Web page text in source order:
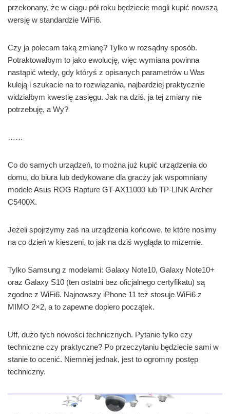
przekonany, że w ciągu pół roku będziecie mogli kupić nowszą
wersję w standardzie WiFi6.
Czy ja polecam taką zmianę? Tylko w rozsądny sposób.
Potraktowałbym to jako ewolucję, więc wymiana powinna
nastąpić wtedy, gdy któryś z opisanych parametrów u Was
kuleją i szukacie na to rozwiązania, najbardziej praktycznie
widziałbym kwestię zasięgu. Jak na dziś, ja tej zmiany nie
potrzebuję, a Wy?
……
Co do samych urządzeń, to można już kupić urządzenia do
domu, do biura lub dedykowane dla graczy jak wspomniany
modele Asus ROG Rapture GT-AX11000 lub TP-LINK Archer
C5400X.
Jeżeli spojrzymy zaś na urządzenia końcowe, te które nosimy
na co dzień w kieszeni, to jak na dziś wygląda to mizernie.
Tylko Samsung z modelami: Galaxy Note10, Galaxy Note10+
oraz Galaxy S10 (ten ostatni bez oficjalnego certyfikatu) są
zgodne z WiFi6. Najnowszy iPhone 11 też stosuje WiFi6 z
MIMO 2×2, a to zapewne dopiero początek.
Uff, dużo tych nowości technicznych. Pytanie tylko czy
techniczne czy praktyczne? Po przeczytaniu będziecie sami w
stanie to ocenić. Niemniej jednak, jest to ogromny postęp
techniczny.